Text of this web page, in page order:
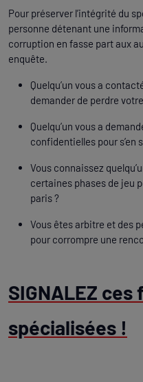
Pour préserver l’intégrité du
personne détenant une
corruption en fasse part aux
enquête.
Quelqu’un vous a
demander de perdre
Quelqu’un vous a
confidentielles pour s’en
Vous connaissez
certaines phases de jeu
paris ?
Vous êtes arbitre et des
pour corrompre une
SIGNALEZ
spécialisées !